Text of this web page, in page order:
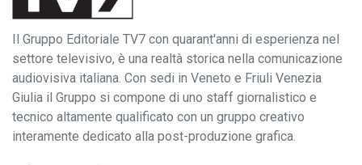
Il Gruppo Editoriale TV7 con quarant'anni di esperienza nel
settore televisivo, è una realtà storica nella comunicazione
audiovisiva italiana. Con sedi in Veneto e Friuli Venezia
Giulia il Gruppo si compone di uno staff giornalistico e
tecnico altamente qualificato con un gruppo creativo
interamente dedicato alla post-produzione grafica.